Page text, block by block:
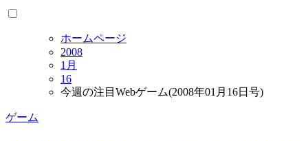
ホームページ
2008
1月
16
今週の注目Webゲーム(2008年01月16日号)
ゲーム